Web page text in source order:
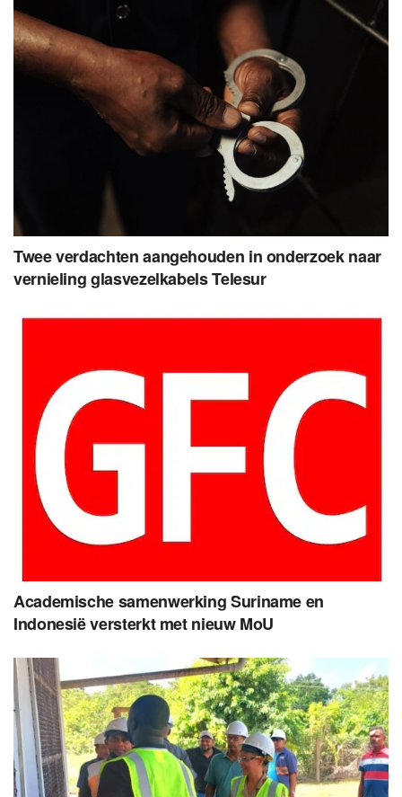
Twee verdachten aangehouden in onderzoek naar
vernieling glasvezelkabels Telesur
Academische samenwerking Suriname en
Indonesië versterkt met nieuw MoU